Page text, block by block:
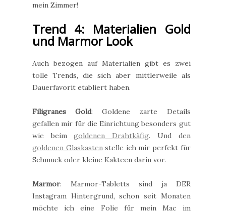
mein Zimmer!
Trend 4: Materialien Gold
und Marmor Look
Auch bezogen auf Materialien gibt es zwei
tolle Trends, die sich aber mittlerweile als
Dauerfavorit etabliert haben.
Filigranes Gold: Goldene zarte Details
gefallen mir für die Einrichtung besonders gut
wie beimgoldenen Drahtkäfig. Und den
goldenen Glaskastenstelle ich mir perfekt für
Schmuck oder kleine Kakteen darin vor.
Marmor: Marmor-Tabletts sind ja DER
Instagram Hintergrund, schon seit Monaten
möchte ich eine Folie für mein Mac im